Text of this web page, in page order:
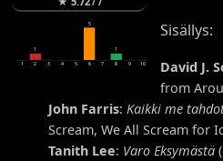
1
1
2
3 4 5
5
6 7
1
8
9 10
Sisällys:
David J.
from
John Farris: Kaikki me
Scream, We All Scream for
Tanith Lee: Varo Eksymästä